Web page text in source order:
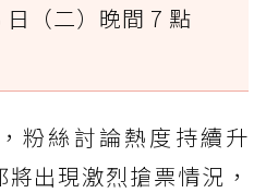
（二）晚間 7 點
粉絲討論熱度持續升
出現激烈搶票情況，